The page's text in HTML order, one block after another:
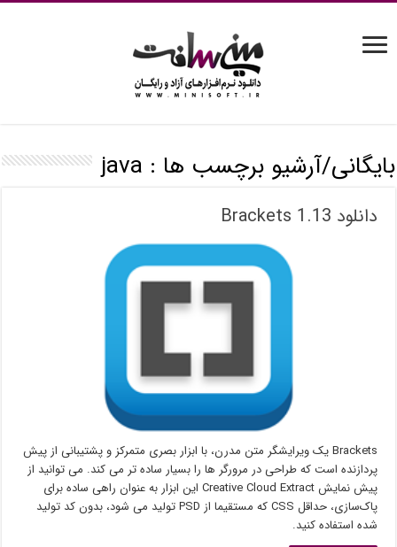
بایگانی/آرشیو برچسب ها : java
دانلود Brackets 1.13
Brackets یک ویرایشگر متن مدرن، با ابزار بصری متمرکز و پشتیبانی از پیش
پردازنده است که طراحی در مرورگر ها را بسیار ساده تر می کند. می توانید از
پیش نمایش Creative Cloud Extract این ابزار به عنوان راهی ساده برای
پاک‌سازی، حداقل CSS که مستقیما از PSD تولید می شود، بدون کد تولید
شده استفاده کنید.